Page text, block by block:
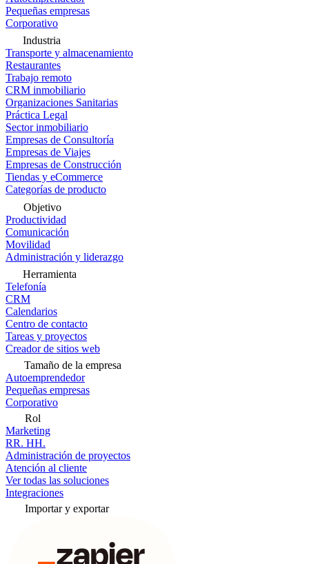
Pequeñas empresas
Corporativo
Industria
Transporte y almacenamiento
Restaurantes
Trabajo remoto
CRM inmobiliario
Organizaciones Sanitarias
Práctica Legal
Sector inmobiliario
Empresas de Consultoría
Empresas de Viajes
Empresas de Construcción
Tiendas y eCommerce
Categorías de producto
Objetivo
Productividad
Comunicación
Movilidad
Administración y liderazgo
Herramienta
Telefonía
CRM
Calendarios
Centro de contacto
Tareas y proyectos
Creador de sitios web
Tamaño de la empresa
Autoemprendedor
Pequeñas empresas
Corporativo
Rol
Marketing
RR. HH.
Administración de proyectos
Atención al cliente
Ver todas las soluciones
Integraciones
Importar y exportar